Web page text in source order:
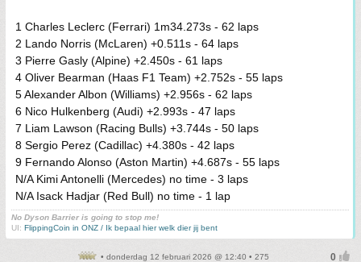
1 Charles Leclerc (Ferrari) 1m34.273s - 62 laps
2 Lando Norris (McLaren) +0.511s - 64 laps
3 Pierre Gasly (Alpine) +2.450s - 61 laps
4 Oliver Bearman (Haas F1 Team) +2.752s - 55 laps
5 Alexander Albon (Williams) +2.956s - 62 laps
6 Nico Hulkenberg (Audi) +2.993s - 47 laps
7 Liam Lawson (Racing Bulls) +3.744s - 50 laps
8 Sergio Perez (Cadillac) +4.380s - 42 laps
9 Fernando Alonso (Aston Martin) +4.687s - 55 laps
N/A Kimi Antonelli (Mercedes) no time - 3 laps
N/A Isack Hadjar (Red Bull) no time - 1 lap
No Dyson Barrier is going to stop me!
UI: FlippingCoin in ONZ / Ik bepaal hier welk dier jij bent
• donderdag 12 februari 2026 @ 12:40 • 275